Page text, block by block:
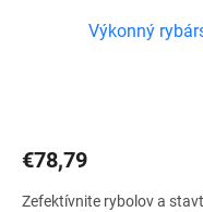
Výkonný
€78,79
Zefektívnite rybolov a